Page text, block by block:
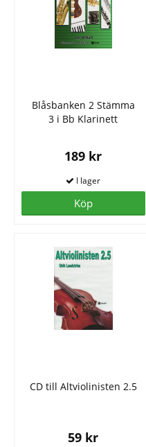
Blåsbanken 2 Stämma
3 i Bb Klarinett
189 kr
Köp
CD till Altviolinisten 2.5
59 kr